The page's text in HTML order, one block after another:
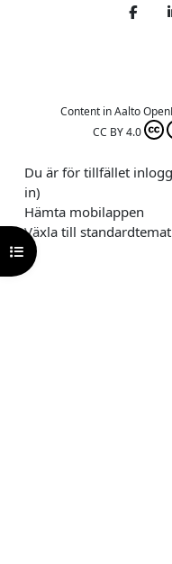
Öppna kursmenyn
Content in Aalto
CC BY 4.0
Du är för tillfället
in)
Hämta mobilappen
Växla till standardtemat